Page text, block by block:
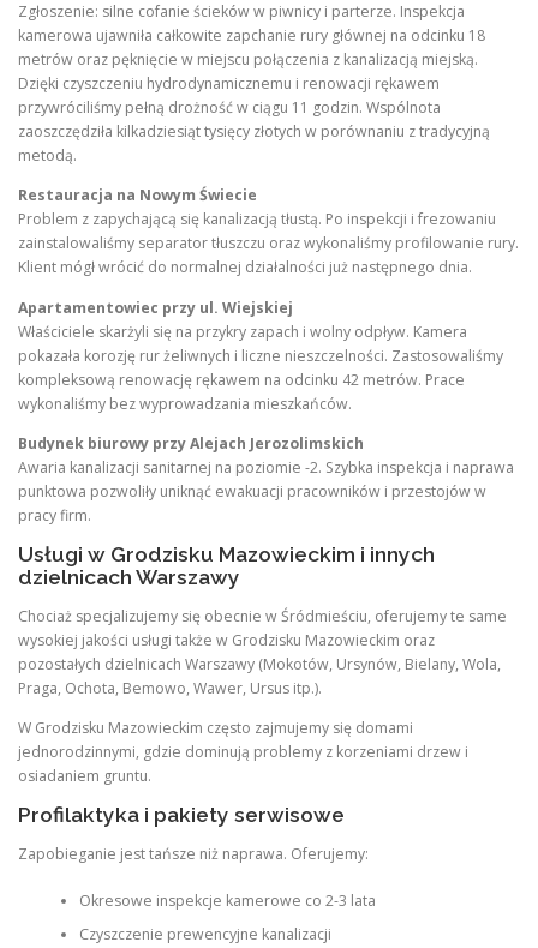
Zgłoszenie: silne cofanie ścieków w piwnicy i parterze. Inspekcja
kamerowa ujawniła całkowite zapchanie rury głównej na odcinku 18
metrów oraz pęknięcie w miejscu połączenia z kanalizacją miejską.
Dzięki czyszczeniu hydrodynamicznemu i renowacji rękawem
przywróciliśmy pełną drożność w ciągu 11 godzin. Wspólnota
zaoszczędziła kilkadziesiąt tysięcy złotych w porównaniu z tradycyjną
metodą.
Restauracja na Nowym Świecie
Problem z zapychającą się kanalizacją tłustą. Po inspekcji i frezowaniu
zainstalowaliśmy separator tłuszczu oraz wykonaliśmy profilowanie rury.
Klient mógł wrócić do normalnej działalności już następnego dnia.
Apartamentowiec przy ul. Wiejskiej
Właściciele skarżyli się na przykry zapach i wolny odpływ. Kamera
pokazała korozję rur żeliwnych i liczne nieszczelności. Zastosowaliśmy
kompleksową renowację rękawem na odcinku 42 metrów. Prace
wykonaliśmy bez wyprowadzania mieszkańców.
Budynek biurowy przy Alejach Jerozolimskich
Awaria kanalizacji sanitarnej na poziomie -2. Szybka inspekcja i naprawa
punktowa pozwoliły uniknąć ewakuacji pracowników i przestojów w
pracy firm.
Usługi w Grodzisku Mazowieckim i innych
dzielnicach Warszawy
Chociaż specjalizujemy się obecnie w Śródmieściu, oferujemy te same
wysokiej jakości usługi także w Grodzisku Mazowieckim oraz
pozostałych dzielnicach Warszawy (Mokotów, Ursynów, Bielany, Wola,
Praga, Ochota, Bemowo, Wawer, Ursus itp.).
W Grodzisku Mazowieckim często zajmujemy się domami
jednorodzinnymi, gdzie dominują problemy z korzeniami drzew i
osiadaniem gruntu.
Profilaktyka i pakiety serwisowe
Zapobieganie jest tańsze niż naprawa. Oferujemy:
Okresowe inspekcje kamerowe co 2-3 lata
Czyszczenie prewencyjne kanalizacji